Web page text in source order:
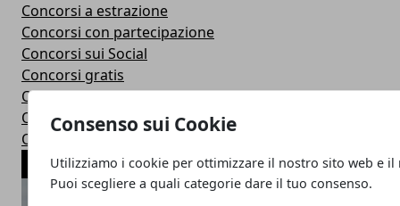
Consenso sui Cookie
Utilizziamo i cookie per ottimizzare il nostro sito web e il
Puoi scegliere a quali categorie dare il tuo consenso.
Concorsi a estrazione
Concorsi con partecipazione
Concorsi sui Social
Concorsi gratis
Operazioni a Premi
Offerte voli
Offerte last minute
ARTICOLI POPOLARI